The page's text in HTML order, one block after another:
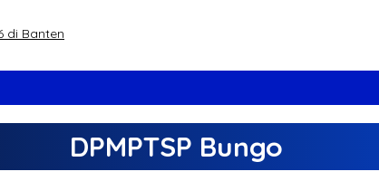
di Banten
DPMPTSP Bungo